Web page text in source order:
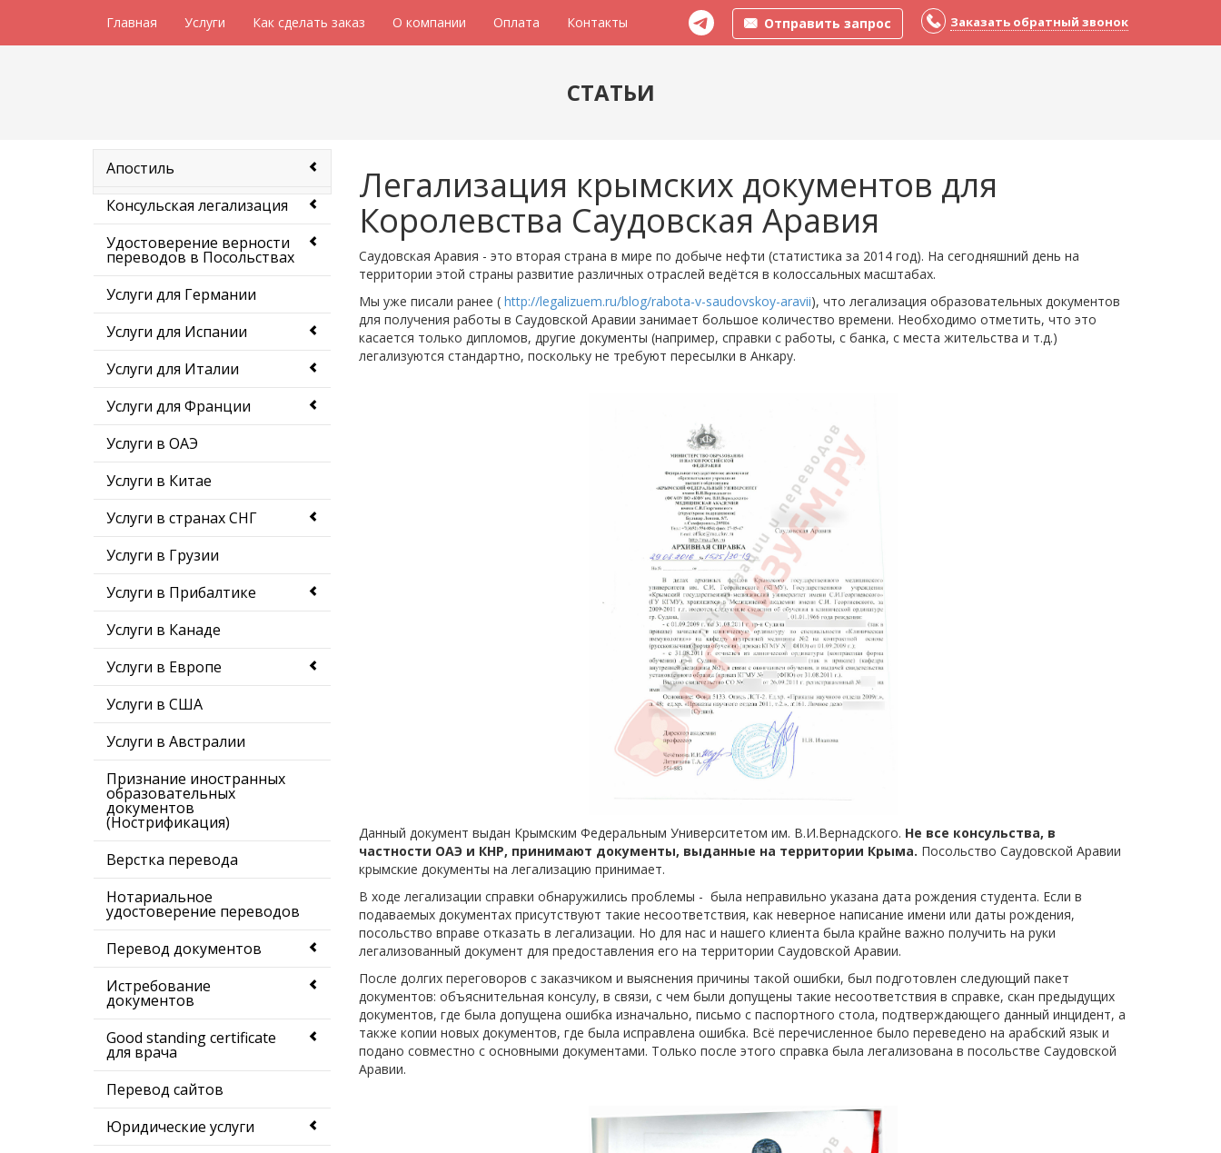
Отправить запрос Заказать обратный звонок
Главная Услуги Как сделать заказ О компании Оплата Контакты
СТАТЬИ
Апостиль
Консульская легализация
Удостоверение верности
переводов в Посольствах
Услуги для Германии
Услуги для Испании
Услуги для Италии
Услуги для Франции
Услуги в ОАЭ
Услуги в Китае
Услуги в странах СНГ
Услуги в Грузии
Услуги в Прибалтике
Услуги в Канаде
Услуги в Европе
Услуги в США
Услуги в Австралии
Признание иностранных
образовательных
документов
(Нострификация)
Верстка перевода
Нотариальное
удостоверение переводов
Перевод документов
Истребование
документов
Good standing certificate
для врача
Перевод сайтов
Юридические услуги
Легализация крымских документов для
Королевства Саудовская Аравия
Саудовская Аравия - это вторая страна в мире по добыче нефти (статистика за 2014 год). На сегодняшний день на
территории этой страны развитие различных отраслей ведётся в колоссальных масштабах.
Мы уже писали ранее ( http://legalizuem.ru/blog/rabota-v-saudovskoy-aravii), что легализация образовательных документов
для получения работы в Саудовской Аравии занимает большое количество времени. Необходимо отметить, что это
касается только дипломов, другие документы (например, справки с работы, с банка, с места жительства и т.д.)
легализуются стандартно, поскольку не требуют пересылки в Анкару.
Данный документ выдан Крымским Федеральным Университетом им. В.И.Вернадского. Не все консульства, в
частности ОАЭ и КНР, принимают документы, выданные на территории Крыма. Посольство Саудовской Аравии
крымские документы на легализацию принимает.
В ходе легализации справки обнаружились проблемы - была неправильно указана дата рождения студента. Если в
подаваемых документах присутствуют такие несоответствия, как неверное написание имени или даты рождения,
посольство вправе отказать в легализации. Но для нас и нашего клиента была крайне важно получить на руки
легализованный документ для предоставления его на территории Саудовской Аравии.
После долгих переговоров с заказчиком и выяснения причины такой ошибки, был подготовлен следующий пакет
документов: объяснительная консулу, в связи, с чем были допущены такие несоответствия в справке, скан предыдущих
документов, где была допущена ошибка изначально, письмо с паспортного стола, подтверждающего данный инцидент, а
также копии новых документов, где была исправлена ошибка. Всё перечисленное было переведено на арабский язык и
подано совместно с основными документами. Только после этого справка была легализована в посольстве Саудовской
Аравии.